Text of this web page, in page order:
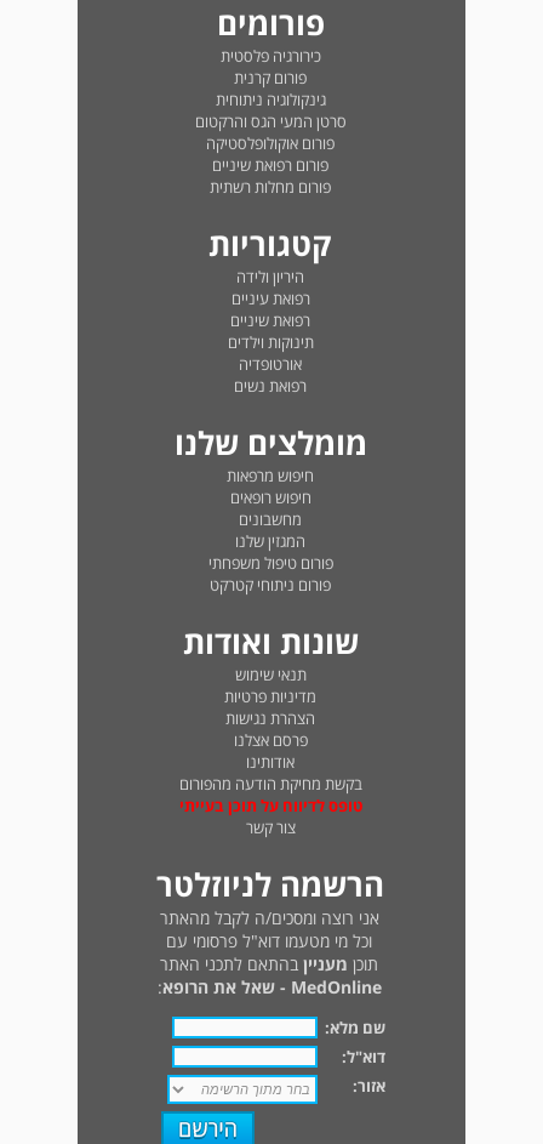
פורומים
כירורגיה פלסטית
פורום קרנית
גינקולוגיה ניתוחית
סרטן המעי הגס והרקטום
פורום אוקולופלסטיקה
פורום רפואת שיניים
פורום מחלות רשתית
קטגוריות
היריון ולידה
רפואת עיניים
רפואת שיניים
תינוקות וילדים
אורטופדיה
רפואת נשים
מומלצים שלנו
חיפוש מרפאות
חיפוש רופאים
מחשבונים
המגזין שלנו
פורום טיפול משפחתי
פורום ניתוחי קטרקט
שונות ואודות
תנאי שימוש
מדיניות פרטיות
הצהרת נגישות
פרסם אצלנו
אודותינו
בקשת מחיקת הודעה מהפורום
טופס לדיווח על תוכן בעייתי
צור קשר
הרשמה לניוזלטר
אני רוצה ומסכים/ה לקבל מהאתר
וכל מי מטעמו דוא"ל פרסומי עם
תוכן מעניין בהתאם לתכני האתר
MedOnline - שאל את הרופא
:
שם מלא:
דוא"ל:
אזור: